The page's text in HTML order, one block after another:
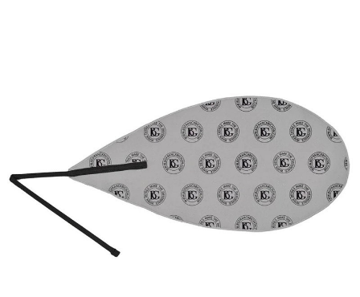
パーカッション
キーボード 電子ピアノ
管楽器 その他楽器